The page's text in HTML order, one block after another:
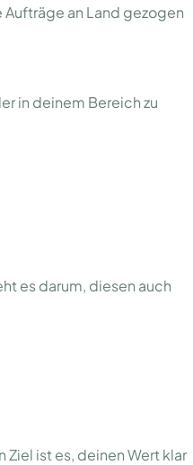
an Land gezogen
in deinem Bereich zu
es darum, diesen auch
ist es, deinen Wert klar